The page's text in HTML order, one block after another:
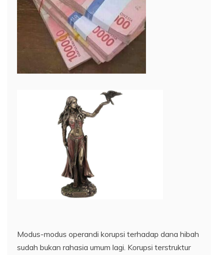
Modus-modus operandi korupsi terhadap dana hibah
sudah bukan rahasia umum lagi. Korupsi terstruktur